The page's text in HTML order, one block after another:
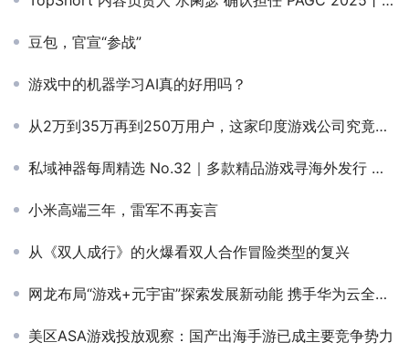
豆包，官宣“参战”
游戏中的机器学习AI真的好用吗？
从2万到35万再到250万用户，这家印度游戏公司究竟做对了什么？
私域神器每周精选 No.32｜多款精品游戏寻海外发行 企业寻东南亚电商店铺
小米高端三年，雷军不再妄言
从《双人成行》的火爆看双人合作冒险类型的复兴
网龙布局“游戏+元宇宙”探索发展新动能 携手华为云全球“出海”
美区ASA游戏投放观察：国产出海手游已成主要竞争势力